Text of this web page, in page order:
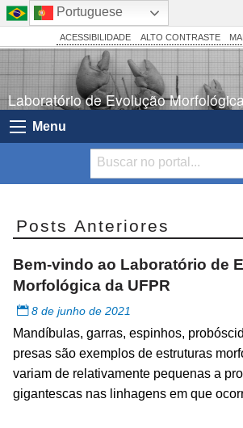
BRASIL
ACESSIBILIDADE ALTO CONTRASTE
Laboratório de Evolução
Menu
Posts Anteriores
Bem-vindo ao Laboratório de
Morfológica da UFPR
8 de junho de 2021
Mandíbulas, garras, espinhos,
presas são exemplos de estruturas
variam de relativamente pequenas a
gigantescas nas linhagens em que
Portuguese